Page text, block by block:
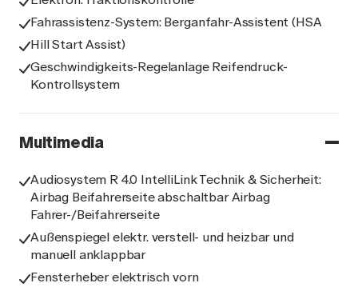
Fahrassistenz-System: Berganfahr-Assistent (HSA
Hill Start Assist)
Geschwindigkeits-Regelanlage Reifendruck-
Kontrollsystem
Multimedia
Audiosystem R 4.0 IntelliLink Technik & Sicherheit:
Airbag Beifahrerseite abschaltbar Airbag
Fahrer-/Beifahrerseite
Außenspiegel elektr. verstell- und heizbar und
manuell anklappbar
Fensterheber elektrisch vorn